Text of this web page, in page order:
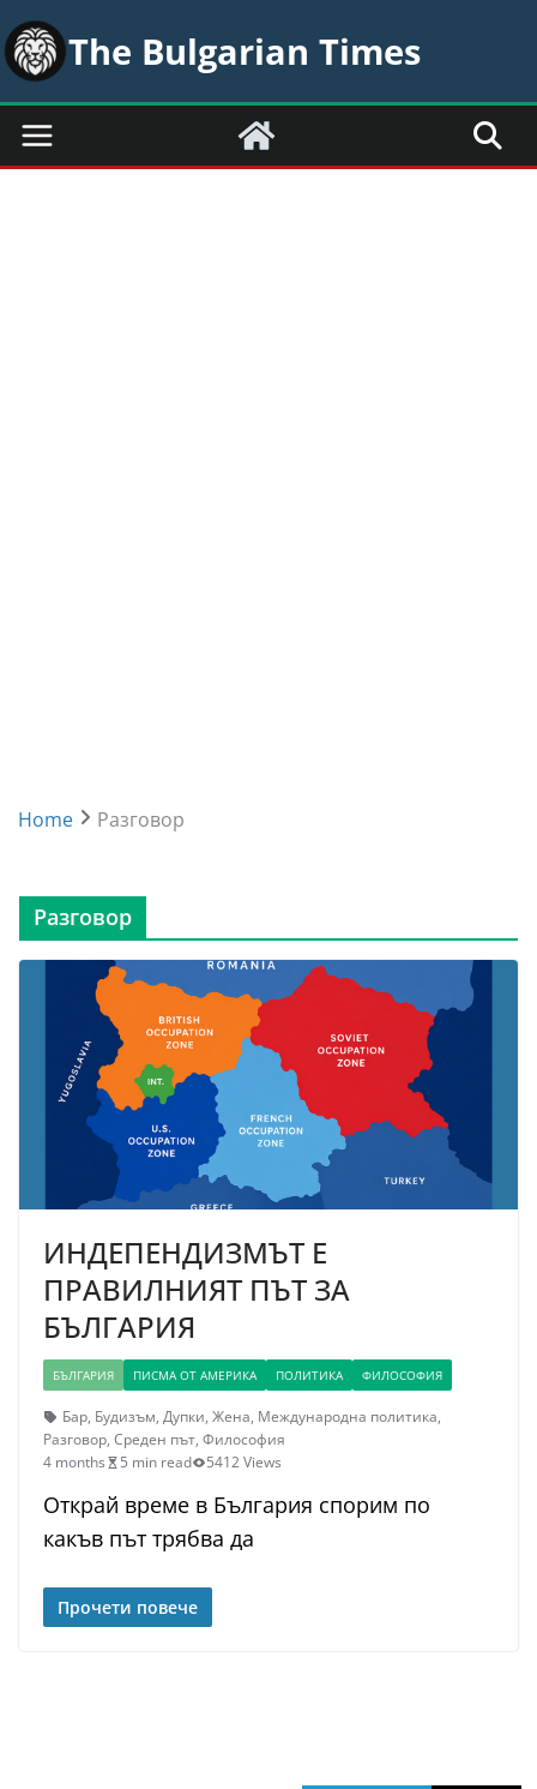
Skip
to
content
The Bulgarian Times
Home Разговор
Разговор
ИНДЕПЕНДИЗМЪТ Е
ПРАВИЛНИЯТ ПЪТ ЗА
БЪЛГАРИЯ
БЪЛГАРИЯ ПИСМА ОТ АМЕРИКА ПОЛИТИКА ФИЛОСОФИЯ
Бар, Будизъм, Дупки, Жена, Международна политика,
Разговор, Среден път, Философия
4 months
5 min read 5412 Views
Открай време в България спорим по
какъв път трябва да
Прочети повече